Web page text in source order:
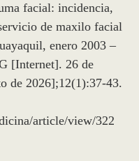
facial: incidencia,
de maxilo facial
enero 2003 –
[Internet]. 26 de
de 2026];12(1):37-43.
article/view/322